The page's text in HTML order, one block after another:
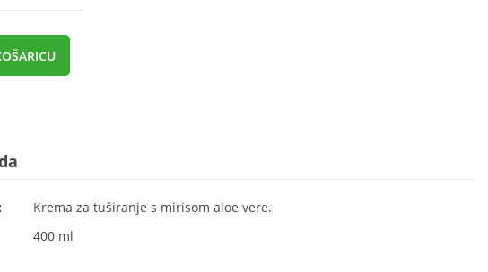
Krema za tuširanje s mirisom aloe vere.
400 ml